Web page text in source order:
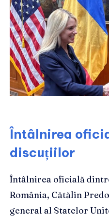
Întâlnirea
discuțiilor
Întâlnirea oficială
România, Cătălin
general al Statelor